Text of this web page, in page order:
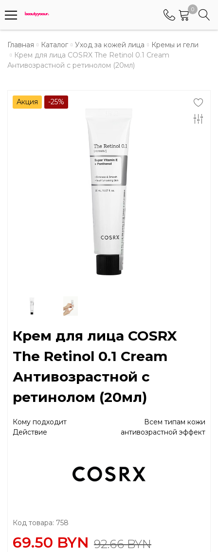
0
Телефоны
+375 (29) 8405655
+375 (29) 5487677
Контактный номер для обращения граждан
Главная Каталог Уход за кожей лица
Кремы и гели
Крем для лица COSRX The Retinol 0.1 Cream
Антивозрастной с ретинолом (20мл)
Акция -25%
Крем для лица COSRX
The Retinol 0.1 Cream
Антивозрастной с
ретинолом (20мл)
Кому подходит
Всем типам кожи
Действие
антивозрастной эффект
Код товара: 758
69.50 BYN 92.66 BYN